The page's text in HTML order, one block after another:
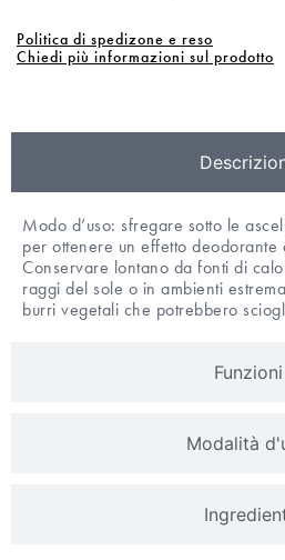
Politica di spedizone e reso
Chiedi più informazioni sul prodotto
Funzioni
Modalità
Modo d’uso: sfregare sotto le
per ottenere un effetto
Conservare lontano da fonti di
raggi del sole o in ambienti
burri vegetali che potrebbero